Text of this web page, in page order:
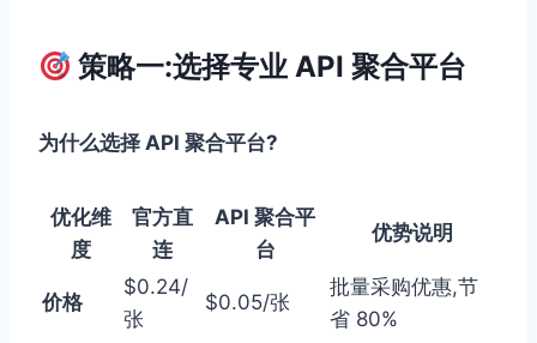
策略一:选择专业 API 聚合平台
为什么选择 API 聚合平台?
优化维
度
官方直
连
API 聚合平
台
优势说明
价格
$0.24/
张
$0.05/张
批量采购优惠,节
省 80%